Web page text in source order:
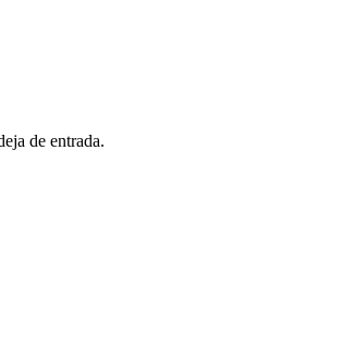
de entrada.